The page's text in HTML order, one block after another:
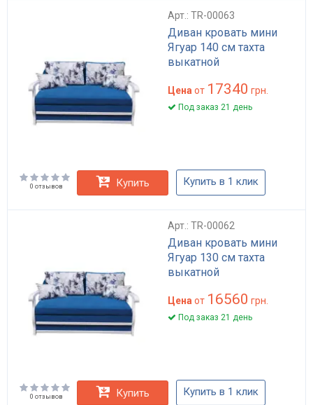
Арт.: TR-00063
Диван кровать мини
Ягуар 140 см тахта
выкатной
Цена от 17340 грн.
Под заказ 21 день
0 отзывов Купить Купить в 1 клик
Арт.: TR-00062
Диван кровать мини
Ягуар 130 см тахта
выкатной
Цена от 16560 грн.
Под заказ 21 день
0 отзывов Купить Купить в 1 клик